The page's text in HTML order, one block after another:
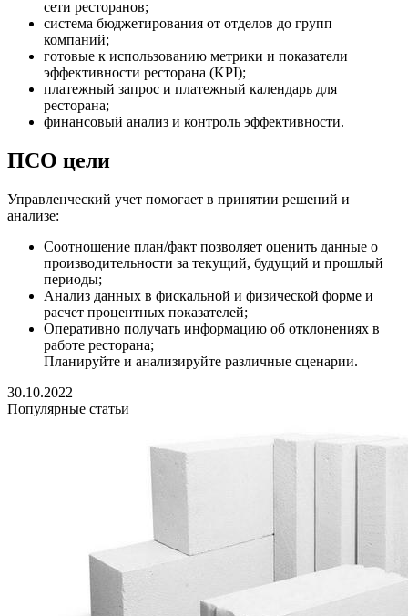
сети ресторанов;
система бюджетирования от отделов до групп
компаний;
готовые к использованию метрики и показатели
эффективности ресторана (KPI);
платежный запрос и платежный календарь для
ресторана;
финансовый анализ и контроль эффективности.
ПСО цели
Управленческий учет помогает в принятии решений и
анализе:
Соотношение план/факт позволяет оценить данные о
производительности за текущий, будущий и прошлый
периоды;
Анализ данных в фискальной и физической форме и
расчет процентных показателей;
Оперативно получать информацию об отклонениях в
работе ресторана;
Планируйте и анализируйте различные сценарии.
30.10.2022
Популярные статьи